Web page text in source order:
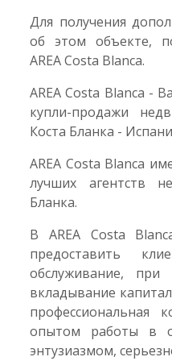
Для получения
об этом объекте,
AREA Costa Blanca.
AREA Costa Blanca -
купли-продажи
Коста Бланка -
AREA Costa Blanca
лучших агентств
Бланка.
В AREA Costa
предоставить
обслуживание,
вкладывание
профессиональная
опытом работы в
энтузиазмом,